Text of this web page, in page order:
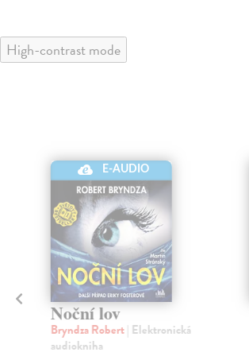
High-contrast mode
E-AUDIO
Noční lov
Bryndza Robert | Elektronická
audiokniha